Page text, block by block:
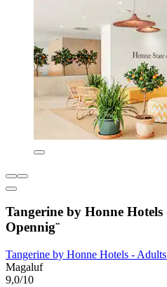
Tangerine by Honne
Opennig¨
Tangerine by Honne Hotels -
Magaluf
9,0/10